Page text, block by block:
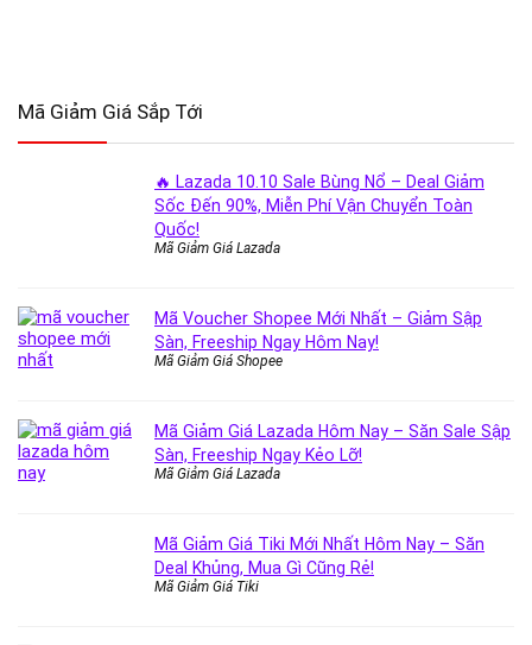
Mã Giảm Giá Sắp Tới
🔥 Lazada 10.10 Sale Bùng Nổ – Deal Giảm
Sốc Đến 90%, Miễn Phí Vận Chuyển Toàn
Quốc!
Mã Giảm Giá Lazada
Mã Voucher Shopee Mới Nhất – Giảm Sập
Sàn, Freeship Ngay Hôm Nay!
Mã Giảm Giá Shopee
Mã Giảm Giá Lazada Hôm Nay – Săn Sale Sập
Sàn, Freeship Ngay Kẻo Lỡ!
Mã Giảm Giá Lazada
Mã Giảm Giá Tiki Mới Nhất Hôm Nay – Săn
Deal Khủng, Mua Gì Cũng Rẻ!
Mã Giảm Giá Tiki